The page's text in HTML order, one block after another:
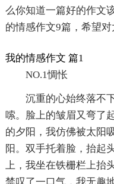
么你知道一篇好的作文
的情感作文9篇，希望对
我的情感作文 篇1
NO.1惆怅
沉重的心始终落不
嗦。脸上的皱眉又弯了
的夕阳，我仿佛被太阳
阳。双手托着脸，抬起
上，我坐在铁栅栏上抬
禁叹了一口气，我无趣